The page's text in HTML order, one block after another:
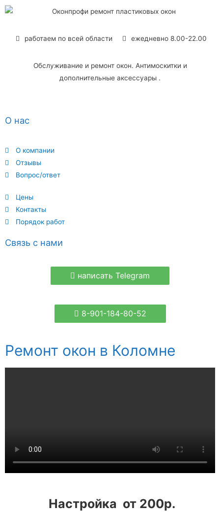
Связь с нами
написать Telegram
8-901-184-80-52
О нас
О компании
Отзывы
Вопрос/ответ
Цены
Контакты
Порядок работ
работаем по всей области ежедневно 8.00-22.00
Обслуживание и ремонт окон. Антимоскитки и
дополнительные аксессуары .
Ремонт окон в Коломне
Настройка от 200р.